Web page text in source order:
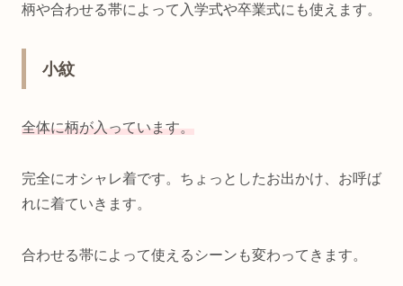
柄や合わせる帯によって入学式や卒業式にも使えます。
小紋
全体に柄が入っています。
完全にオシャレ着です。ちょっとしたお出かけ、お呼ば
れに着ていきます。
合わせる帯によって使えるシーンも変わってきます。